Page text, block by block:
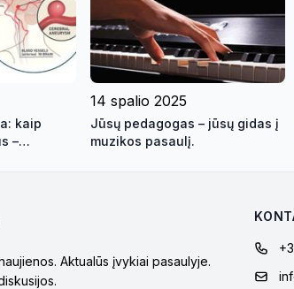
kaip
–
14 spalio 2025
Jūsų pedagogas – jūsų gidas į
muzikos pasaulį.
Aktualūs įvykiai pasaulyje.